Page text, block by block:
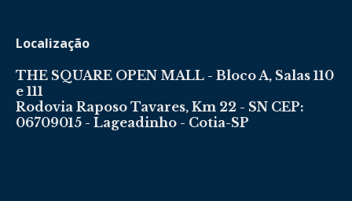
Localização
THE SQUARE OPEN MALL - Bloco A, Salas 110
e 111
Rodovia Raposo Tavares, Km 22 - SN CEP:
06709015 - Lageadinho - Cotia-SP